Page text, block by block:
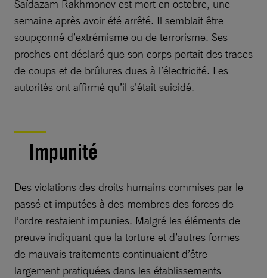
Saïdazam Rakhmonov est mort en octobre, une
semaine après avoir été arrêté. Il semblait être
soupçonné d’extrémisme ou de terrorisme. Ses
proches ont déclaré que son corps portait des traces
de coups et de brûlures dues à l’électricité. Les
autorités ont affirmé qu’il s’était suicidé.
Impunité
Des violations des droits humains commises par le
passé et imputées à des membres des forces de
l’ordre restaient impunies. Malgré les éléments de
preuve indiquant que la torture et d’autres formes
de mauvais traitements continuaient d’être
largement pratiquées dans les établissements